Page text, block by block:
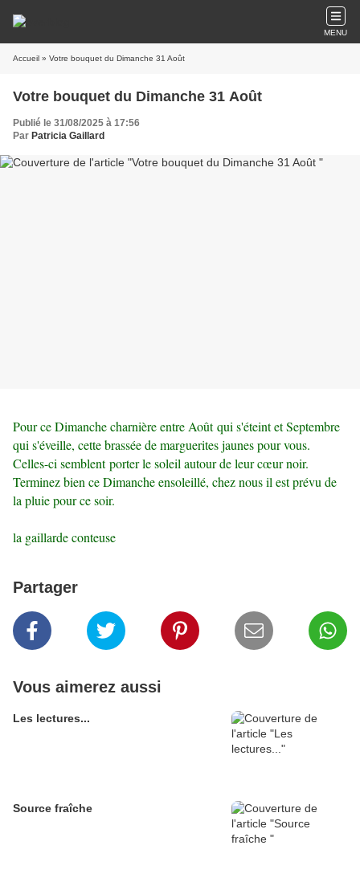
MENU
Accueil » Votre bouquet du Dimanche 31 Août
Votre bouquet du Dimanche 31 Août
Publié le 31/08/2025 à 17:56
Par Patricia Gaillard
Pour ce Dimanche charnière entre Août qui s'éteint et Septembre
qui s'éveille, cette brassée de marguerites jaunes pour vous.
Celles-ci semblent porter le soleil autour de leur cœur noir.
Terminez bien ce Dimanche ensoleillé, chez nous il est prévu de
la pluie pour ce soir.
la gaillarde conteuse
Partager
Vous aimerez aussi
Les lectures...
Source fraîche